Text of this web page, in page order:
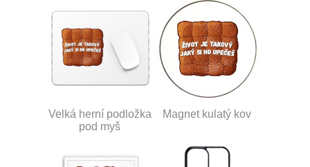
Velká herní podložka
pod myš
Magnet kulatý kov